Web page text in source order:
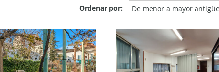
Ordenar por: De menor a mayor